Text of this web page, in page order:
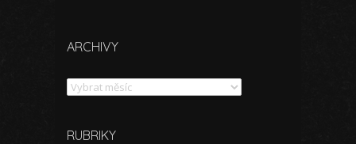
ARCHIVY
Archivy
RUBRIKY